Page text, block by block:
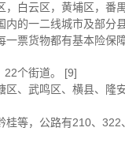
白云区，黄埔区，
的一二线城市及部分
票货物都有基本险保
22个街道。 [9]
、武鸣区、横县、隆
等，公路有210、